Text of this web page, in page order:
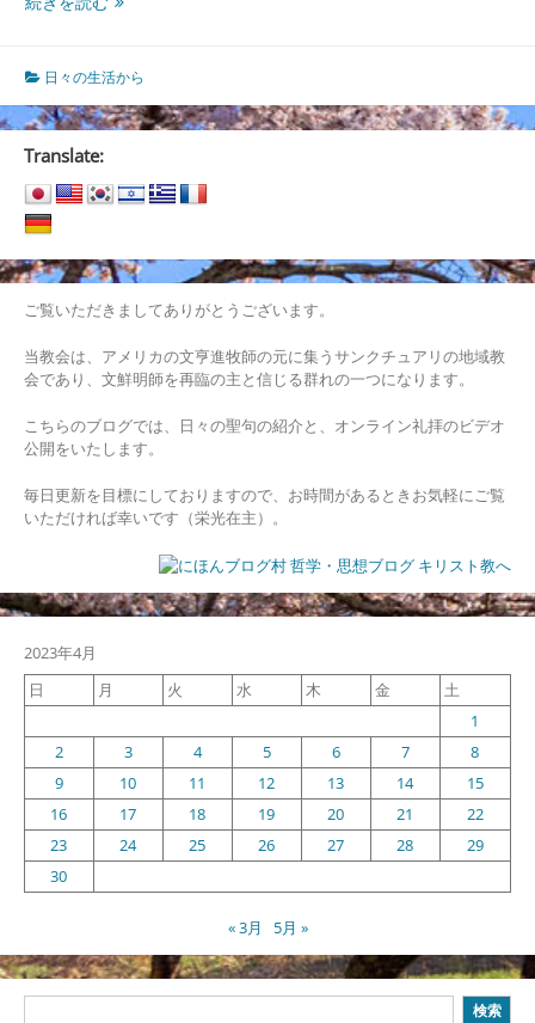
れ
ぞ
れ
で
日々の生活から
Translate:
ご覧いただきましてありがとうございます。
当教会は、アメリカの文亨進牧師の元に集うサンクチュアリの地域教
会であり、文鮮明師を再臨の主と信じる群れの一つになります。
こちらのブログでは、日々の聖句の紹介と、オンライン礼拝のビデオ
公開をいたします。
毎日更新を目標にしておりますので、お時間があるときお気軽にご覧
いただければ幸いです（栄光在主）。
2023年4月
日
月 火 水 木 金
土
1
2
3 4 5 6 7
8
9
10 11 12 13 14
15
16
17 18 19 20 21
22
23
24 25 26 27 28
29
30
« 3月 5月 »
検索